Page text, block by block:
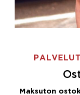
Maksuton